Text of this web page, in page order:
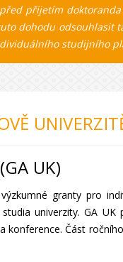
přijetím
dohodu odsouhlasit
studijního
UK)
granty pro
univerzity. GA
konference. Část